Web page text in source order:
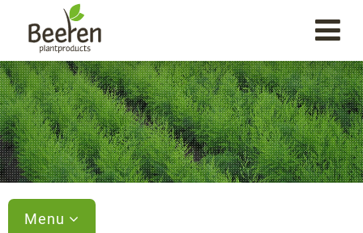
Menu